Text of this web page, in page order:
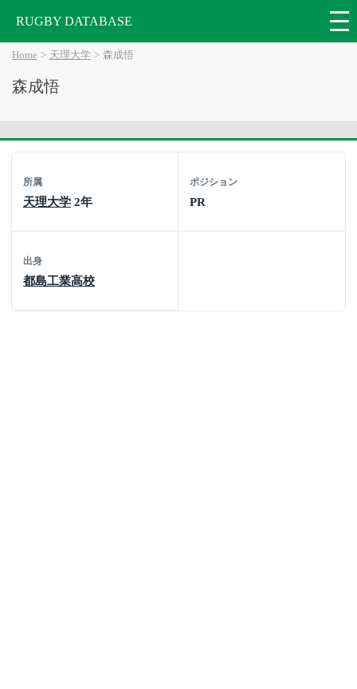
RUGBY DATABASE
Home 天理大学 森成悟
森成悟
所属
天理大学 2年
ポジション
PR
出身
都島工業高校